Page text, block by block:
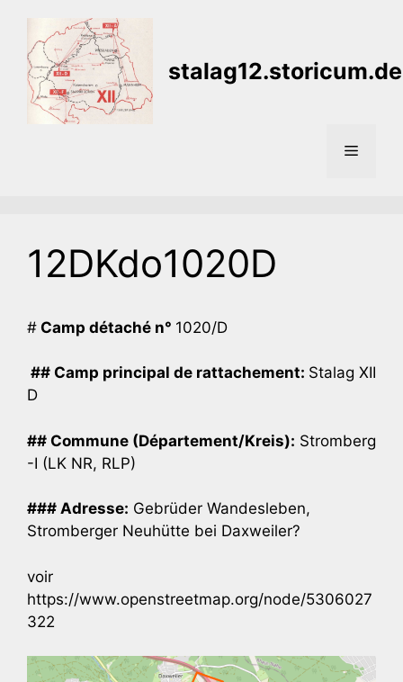
contenu
stalag12.storicum.de
Menu
12DKdo1020D
# Camp détaché n° 1020/D
## Camp principal de rattachement: Stalag XII
D
## Commune (Département/Kreis): Stromberg
-I (LK NR, RLP)
### Adresse: Gebrüder Wandesleben,
Stromberger Neuhütte bei Daxweiler?
voir
https://www.openstreetmap.org/node/5306027
322